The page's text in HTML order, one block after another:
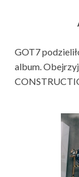
GOT7
album.